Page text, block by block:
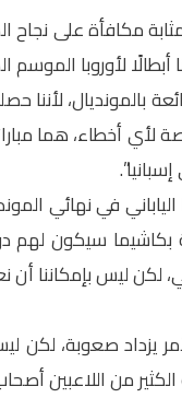
مكافأة على نجاح
أبطالًا لأوروبا
بالمونديال،
لأي أخطاء، هما
في نهائي
بكاشيما سيكون لهم
لكن ليس بإمكاننا أن
يزداد صعوبة،
من اللاعبين